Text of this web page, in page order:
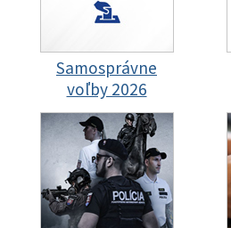
Samosprávne
voľby 2026